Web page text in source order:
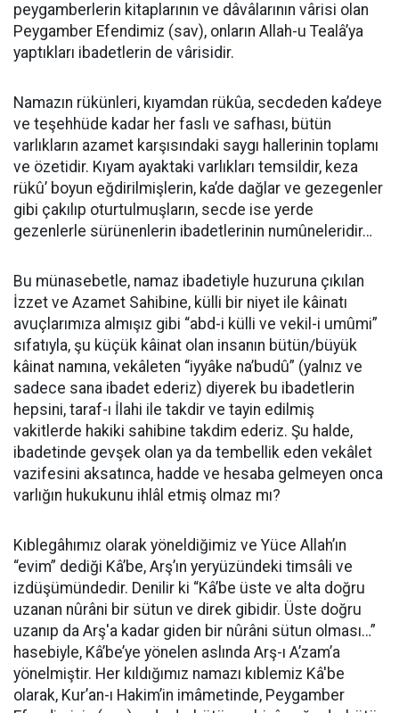
peygamberlerin kitaplarının ve dâvâlarının vârisi olan
Peygamber Efendimiz (sav), onların Allah-u Tealâ’ya
yaptıkları ibadetlerin de vârisidir.
Namazın rükünleri, kıyamdan rükûa, secdeden ka’deye
ve teşehhüde kadar her faslı ve safhası, bütün
varlıkların azamet karşısındaki saygı hallerinin toplamı
ve özetidir. Kıyam ayaktaki varlıkları temsildir, keza
rükû’ boyun eğdirilmişlerin, ka’de dağlar ve gezegenler
gibi çakılıp oturtulmuşların, secde ise yerde
gezenlerle sürünenlerin ibadetlerinin numûneleridir…
Bu münasebetle, namaz ibadetiyle huzuruna çıkılan
İzzet ve Azamet Sahibine, külli bir niyet ile kâinatı
avuçlarımıza almışız gibi “abd-i külli ve vekil-i umûmi”
sıfatıyla, şu küçük kâinat olan insanın bütün/büyük
kâinat namına, vekâleten “iyyâke na’budû” (yalnız ve
sadece sana ibadet ederiz) diyerek bu ibadetlerin
hepsini, taraf-ı İlahi ile takdir ve tayin edilmiş
vakitlerde hakiki sahibine takdim ederiz. Şu halde,
ibadetinde gevşek olan ya da tembellik eden vekâlet
vazifesini aksatınca, hadde ve hesaba gelmeyen onca
varlığın hukukunu ihlâl etmiş olmaz mı?
Kıblegâhımız olarak yöneldiğimiz ve Yüce Allah’ın
“evim” dediği Kâ’be, Arş’ın yeryüzündeki timsâli ve
izdüşümündedir. Denilir ki “Kâ’be üste ve alta doğru
uzanan nûrâni bir sütun ve direk gibidir. Üste doğru
uzanıp da Arş'a kadar giden bir nûrâni sütun olması…”
hasebiyle, Kâ’be’ye yönelen aslında Arş-ı A’zam’a
yönelmiştir. H er kıldığımız namazı kıblemiz Kâ'be
olarak, Kur’an-ı Hakim’in imâmetinde, Peygamber